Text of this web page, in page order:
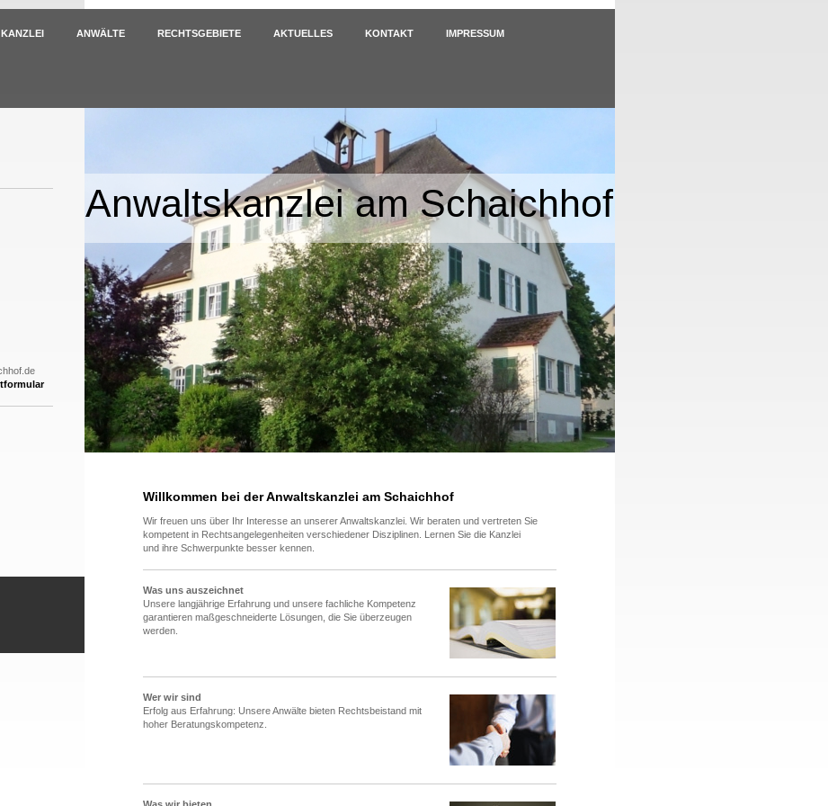
ANWÄLTE RECHTSGEBIETE AKTUELLES KONTAKT IMPRESSUM
Anwaltskanzlei am Schaichhof
Willkommen bei der Anwaltskanzlei am Schaichhof
Wir freuen uns über Ihr Interesse an unserer Anwaltskanzlei. Wir beraten und vertreten Sie
kompetent in Rechtsangelegenheiten verschiedener Disziplinen. Lernen Sie die Kanzlei
und ihre Schwerpunkte besser kennen.
Was uns auszeichnet
Unsere langjährige Erfahrung und unsere fachliche Kompetenz
garantieren maßgeschneiderte Lösungen, die Sie überzeugen
werden.
Wer wir sind
Erfolg aus Erfahrung: Unsere Anwälte bieten Rechtsbeistand mit
hoher Beratungskompetenz.